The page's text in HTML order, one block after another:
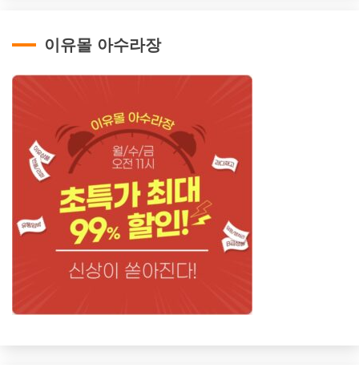
이유몰 아수라장